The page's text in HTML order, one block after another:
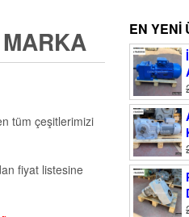
çeşitlerimizi
fiyat listesine
EN YENI